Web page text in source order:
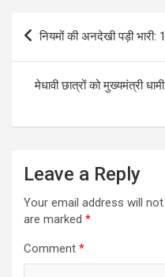
Post
नियमों की अनदेखी पड़ी
मेधावी छात्रों को मुख्यमंत्री
Leave a Reply
Your email address will
are marked *
Comment *